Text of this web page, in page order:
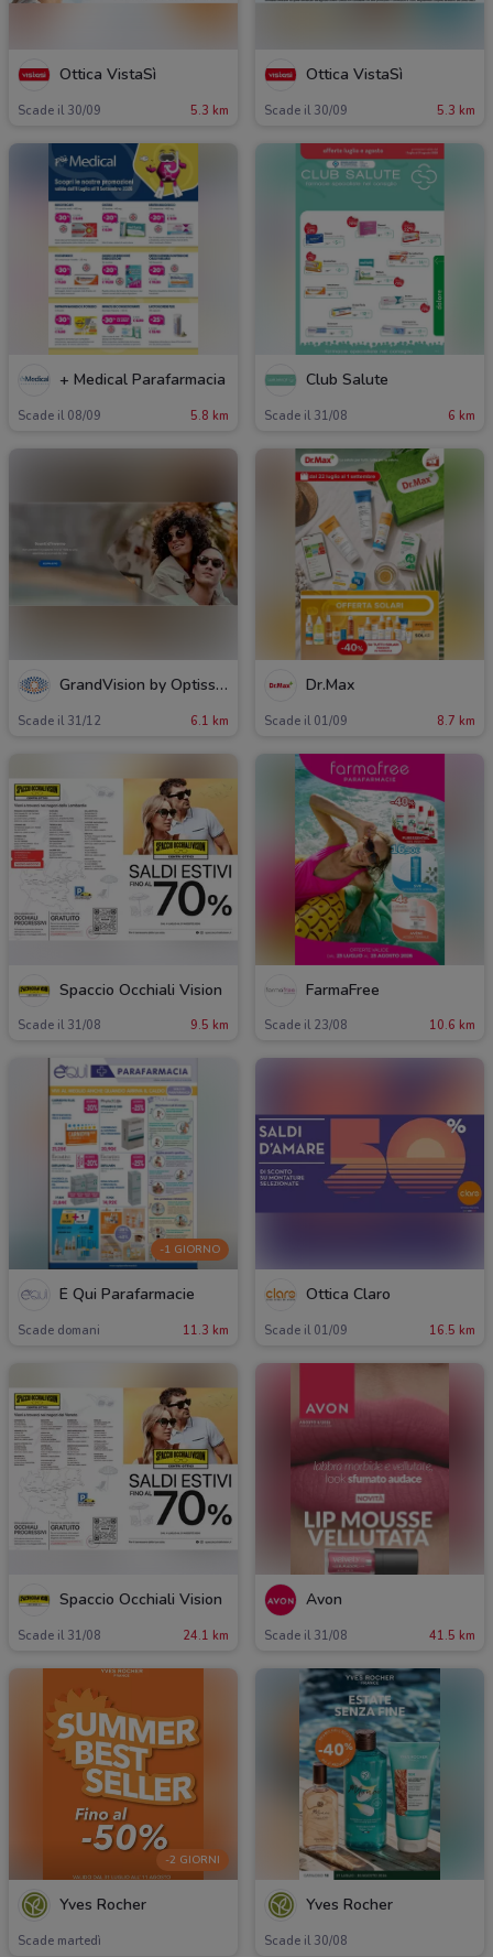
Ottica VistaSì
Scade il 30/09 5.3 km
Ottica VistaSì
Scade il 30/09 5.3 km
+ Medical Parafarmacia
Scade il 08/09 5.8 km
Club Salute
Scade il 31/08 6 km
GrandVision by Optissimo
Scade il 31/12 6.1 km
Dr.Max
Scade il 01/09 8.7 km
Spaccio Occhiali Vision
Scade il 31/08 9.5 km
FarmaFree
Scade il 23/08 10.6 km
-1 GIORNO
É Qui Parafarmacie
Scade domani 11.3 km
Ottica Claro
Scade il 01/09 16.5 km
Spaccio Occhiali Vision
Scade il 31/08 24.1 km
Avon
Scade il 31/08 41.5 km
-2 GIORNI
Yves Rocher
Scade martedì
Yves Rocher
Scade il 30/08